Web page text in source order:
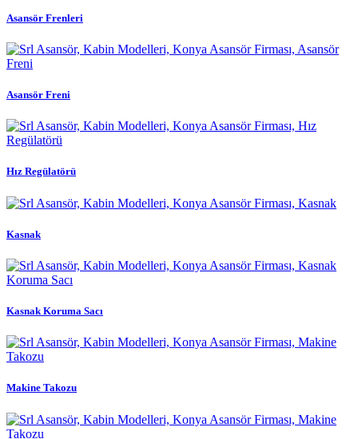
Asansör Frenleri
Asansör Freni
Hız Regülatörü
Kasnak
Kasnak Koruma Sacı
Makine Takozu